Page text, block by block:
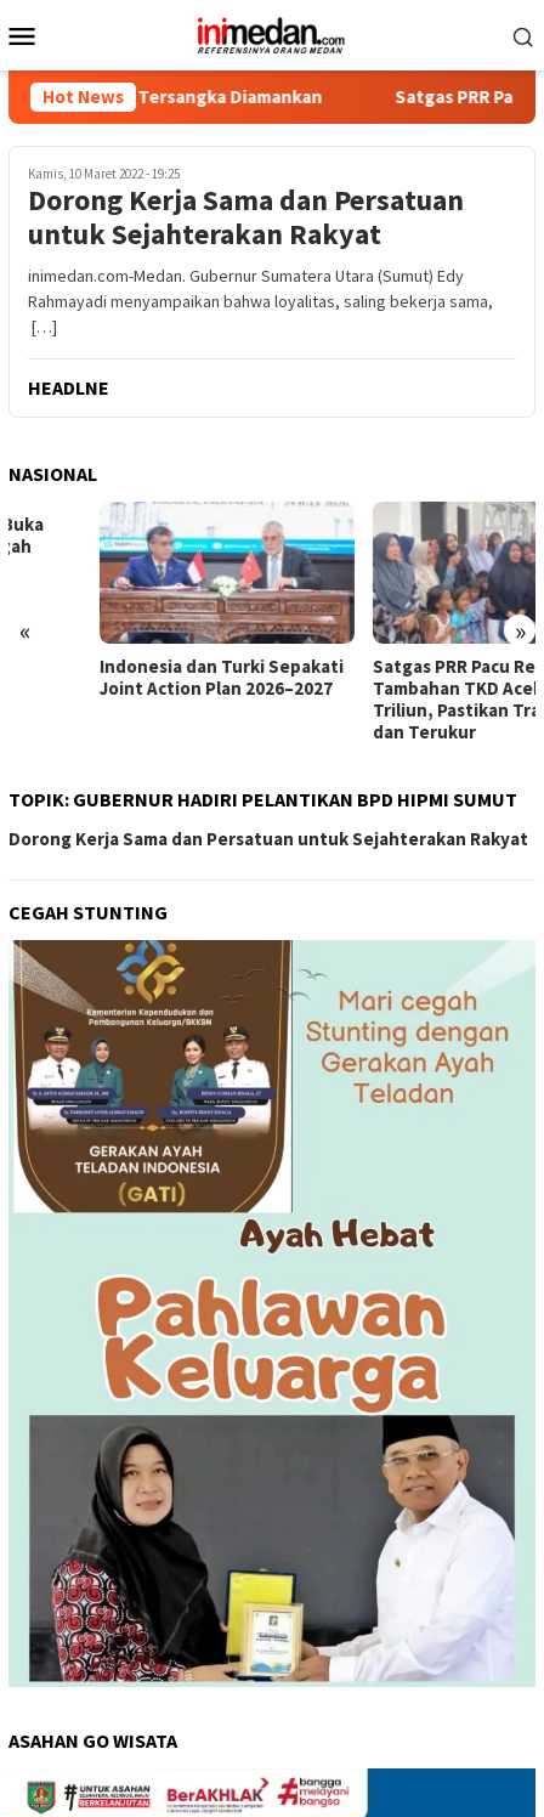
ke
Mobile
Hot News
Tersangka Diamankan Satgas PRR Pacu
Kamis, 10 Maret 2022 - 19:25
Dorong Kerja Sama dan Persatuan
untuk Sejahterakan Rakyat
inimedan.com-Medan. Gubernur Sumatera Utara (Sumut) Edy
Rahmayadi menyampaikan bahwa loyalitas, saling bekerja sama,
[…]
HEADLNE
NASIONAL
« »
Indonesia dan Turki Sepakati
Joint Action Plan 2026–2027
Satgas PRR Pacu Realisasi
Tambahan TKD Aceh Rp1,65
Triliun, Pastikan Transparan
dan Terukur
TOPIK: GUBERNUR HADIRI PELANTIKAN BPD HIPMI SUMUT
Dorong Kerja Sama dan Persatuan untuk Sejahterakan Rakyat
CEGAH STUNTING
ASAHAN GO WISATA
Pemutar
Video